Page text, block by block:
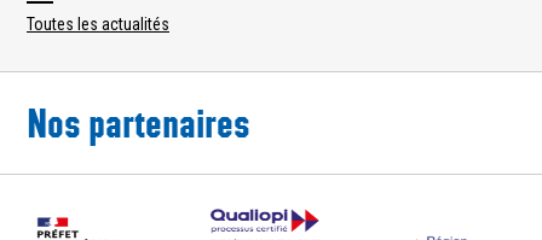
Toutes les actualités
Nos partenaires